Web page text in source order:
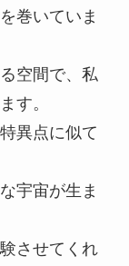
巻いていま
空間で、私
す。
異点に似て
宇宙が生ま
させてくれ